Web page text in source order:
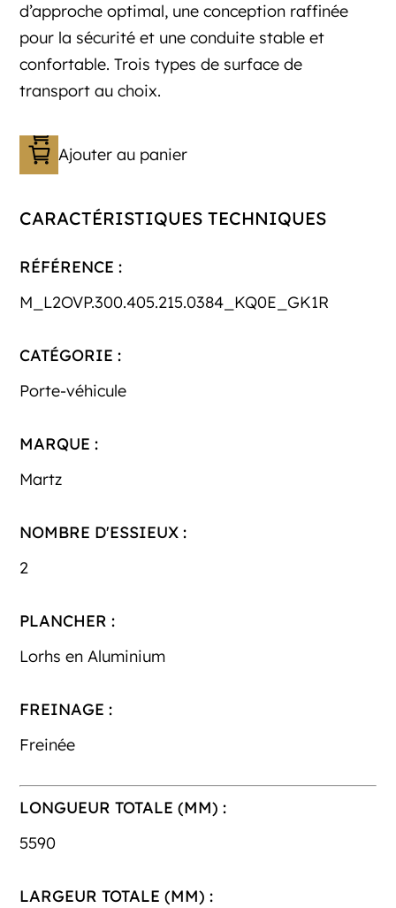
d’approche optimal, une conception raffinée
pour la sécurité et une conduite stable et
confortable. Trois types de surface de
transport au choix.
Ajouter au panier
CARACTÉRISTIQUES TECHNIQUES
RÉFÉRENCE :
M_L2OVP.300.405.215.0384_KQ0E_GK1R
CATÉGORIE :
Porte-véhicule
MARQUE :
Martz
NOMBRE D'ESSIEUX :
2
PLANCHER :
Lorhs en Aluminium
FREINAGE :
Freinée
LONGUEUR TOTALE (MM) :
5590
LARGEUR TOTALE (MM) :